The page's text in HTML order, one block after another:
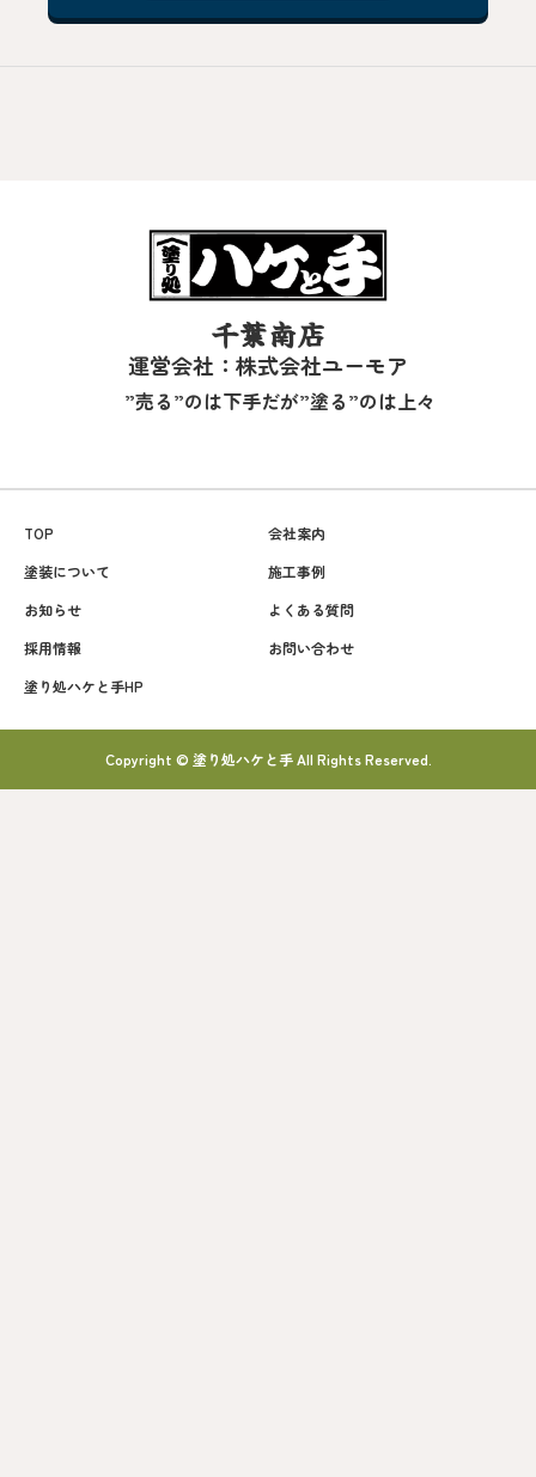
千葉南店
運営会社：株式会社ユーモア
”売る”のは下手だが”塗る”のは上々
TOP
会社案内
塗装について
施工事例
お知らせ
よくある質問
採用情報
お問い合わせ
塗り処ハケと手HP
Copyright © 塗り処ハケと手 All Rights Reserved.